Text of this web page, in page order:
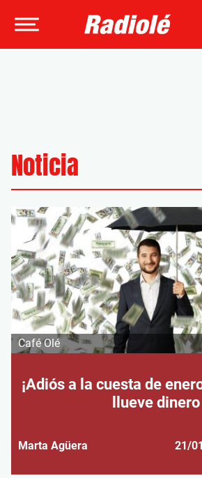
Noticia
Café Olé
¡Adiós a la cuesta de
llueve dinero
Marta Agüera 21/